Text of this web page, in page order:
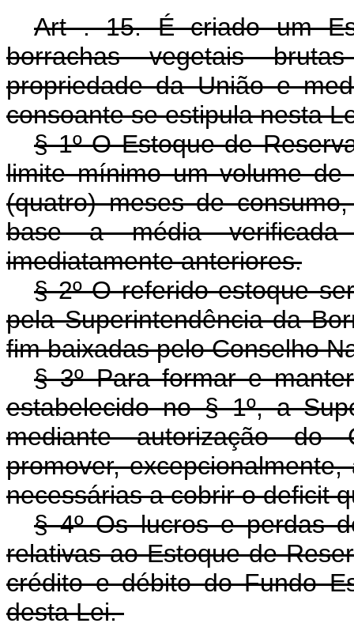
Art . 15. É criado um
borrachas vegetais
propriedade da União e
consoante se estipula nesta
§ 1º O Estoque de
limite mínimo um volume
(quatro) meses de
base a média
imediatamente anteriores.
§ 2º O referido estoque
pela Superintendência da
fim baixadas pelo Conselho
§ 3º Para formar e
estabelecido no § 1º, a
mediante autorização do
promover,
necessárias a cobrir o deficit
§ 4º Os lucros e perdas
relativas ao Estoque de
crédito e débito do Fundo
desta Lei.